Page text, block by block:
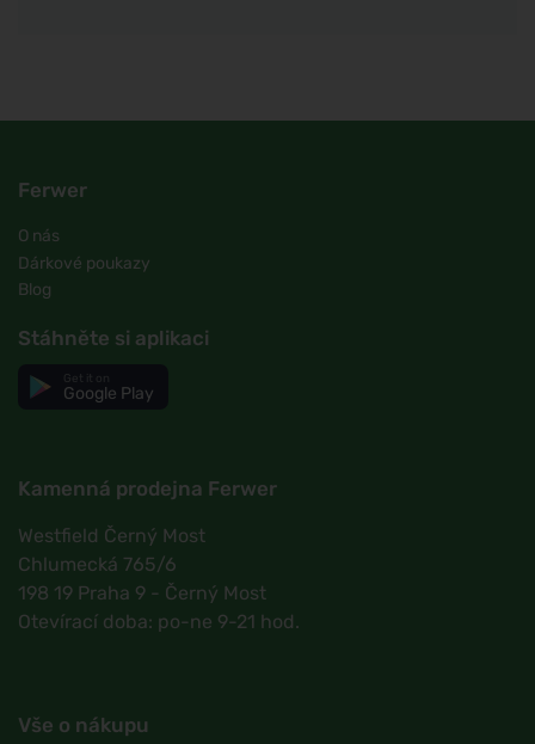
Ferwer
O nás
Dárkové poukazy
Blog
Stáhněte si aplikaci
Google Play
Kamenná prodejna Ferwer
Westfield Černý Most
Chlumecká 765/6
198 19 Praha 9 - Černý Most
Otevírací doba: po-ne 9-21 hod.
Vše o nákupu